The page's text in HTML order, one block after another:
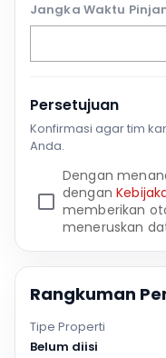
Jangka Waktu
Persetujuan
Konfirmasi agar tim
Anda.
Dengan
dengan
memberikan
meneruskan
Rangkuman
Tipe Properti
Belum diisi